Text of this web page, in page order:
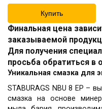
Купить
Финальная цена
заказываемой
Для получения
просьба обратиться в
Уникальная смазка для
STABURAGS NBU 8 EP –
смазка на основе